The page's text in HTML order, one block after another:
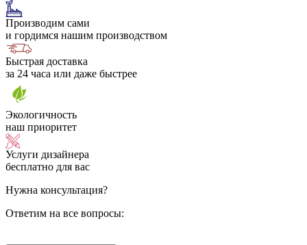
Производим сами
и гордимся нашим производством
Быстрая доставка
за 24 часа или даже быстрее
Экологичность
наш приоритет
Услуги дизайнера
бесплатно для вас
Нужна консультация?
Ответим на все вопросы: